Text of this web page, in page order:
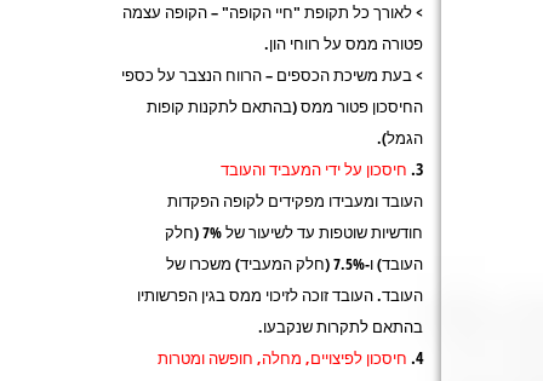
> לאורך כל תקופת "חיי הקופה" – הקופה עצמה
פטורה ממס על רווחי הון.
> בעת משיכת הכספים – הרווח הנצבר על כספי
החיסכון פטור ממס (בהתאם לתקנות קופות
הגמל).
חיסכון על ידי המעביד והעובד
העובד ומעבידו מפקידים לקופה הפקדות
חודשיות שוטפות עד לשיעור של 7% (חלק
העובד) ו-7.5% (חלק המעביד) משכרו של
העובד. העובד זוכה לזיכוי ממס בגין הפרשותיו
בהתאם לתקרות שנקבעו.
חיסכון לפיצויים, מחלה, חופשה ומטרות